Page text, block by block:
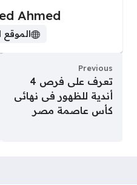
Ahmed
الموقع
Previous
تعرف على فرص 4
أندية للظهور فى نهائى
كأس عاصمة مصر